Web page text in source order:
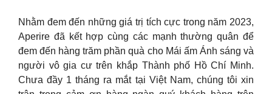
Nhằm đem đến những giá trị tích cực trong năm 2023,
Aperire đã kết hợp cùng các mạnh thường quân để
đem đến hàng trăm phần quà cho Mái ấm Ánh sáng và
người vô gia cư trên khắp Thành phố Hồ Chí Minh.
Chưa đầy 1 tháng ra mắt tại Việt Nam, chúng tôi xin